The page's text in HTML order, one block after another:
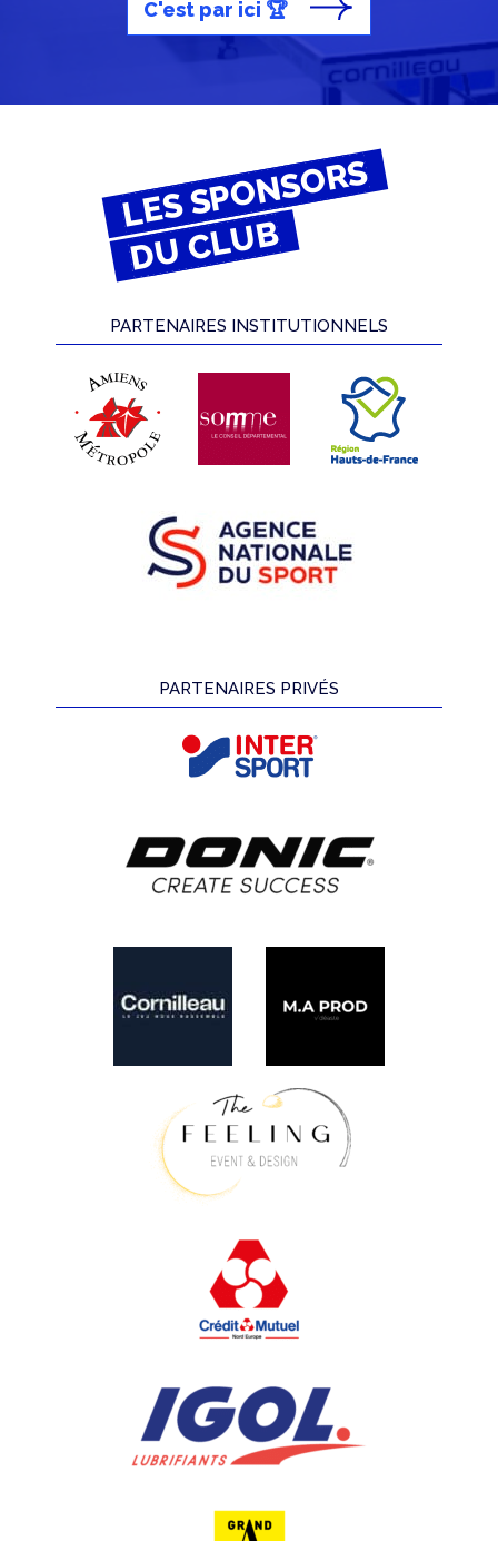
C'est par ici 🏆
LES SPONSORS
DU CLUB
PARTENAIRES INSTITUTIONNELS
PARTENAIRES PRIVÉS